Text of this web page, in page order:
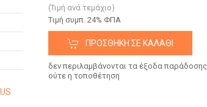
(Τιμή ανά τεμάχιο)
Tιμή συμπ. 24% ΦΠΑ
ΠΡΟΣΘΉΚΗ ΣΕ ΚΑΛΆΘΙ
δεν περιλαμβάνονται τα έξοδα παράδοσης
ούτε η τοποθέτηση